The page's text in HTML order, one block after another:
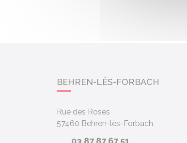
BEHREN-LÈS-FORBACH
Rue des Roses
57460 Behren-lès-Forbach